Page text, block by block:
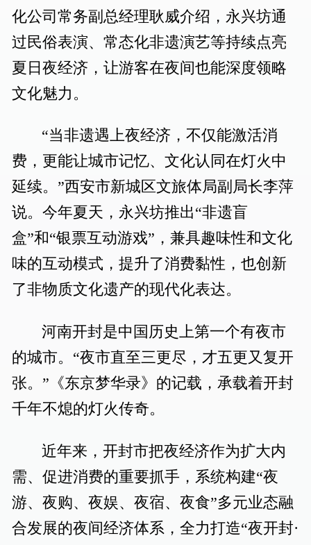
化公司常务副总经理耿威介绍，永兴坊通
过民俗表演、常态化非遗演艺等持续点亮
夏日夜经济，让游客在夜间也能深度领略
文化魅力。
“当非遗遇上夜经济，不仅能激活消
费，更能让城市记忆、文化认同在灯火中
延续。”西安市新城区文旅体局副局长李萍
说。今年夏天，永兴坊推出“非遗盲
盒”和“银票互动游戏”，兼具趣味性和文化
味的互动模式，提升了消费黏性，也创新
了非物质文化遗产的现代化表达。
河南开封是中国历史上第一个有夜市
的城市。“夜市直至三更尽，才五更又复开
张。”《东京梦华录》的记载，承载着开封
千年不熄的灯火传奇。
近年来，开封市把夜经济作为扩大内
需、促进消费的重要抓手，系统构建“夜
游、夜购、夜娱、夜宿、夜食”多元业态融
合发展的夜间经济体系，全力打造“夜开封·